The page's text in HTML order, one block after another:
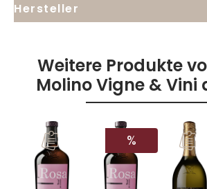
Hersteller
Weitere Produkte
Molino Vigne & Vini
RABATT
%